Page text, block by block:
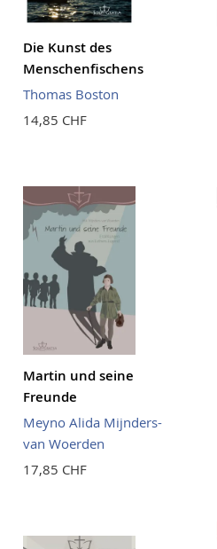
Die Kunst des
Menschenfischens
Thomas Boston
14,85 CHF
Martin und seine
Freunde
Meyno Alida Mijnders-
van Woerden
17,85 CHF